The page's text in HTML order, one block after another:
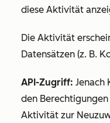
diese Aktivität
Die Aktivität
Datensätzen (z. B.
API-Zugriff: Jenach
den
Aktivität zur